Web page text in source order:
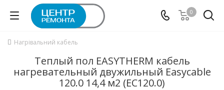
0
Нагрівальний кабель
Теплый пол EASYTHERM кабель
нагревательный двужильный Easycable
120.0 14,4 м2 (EC120.0)